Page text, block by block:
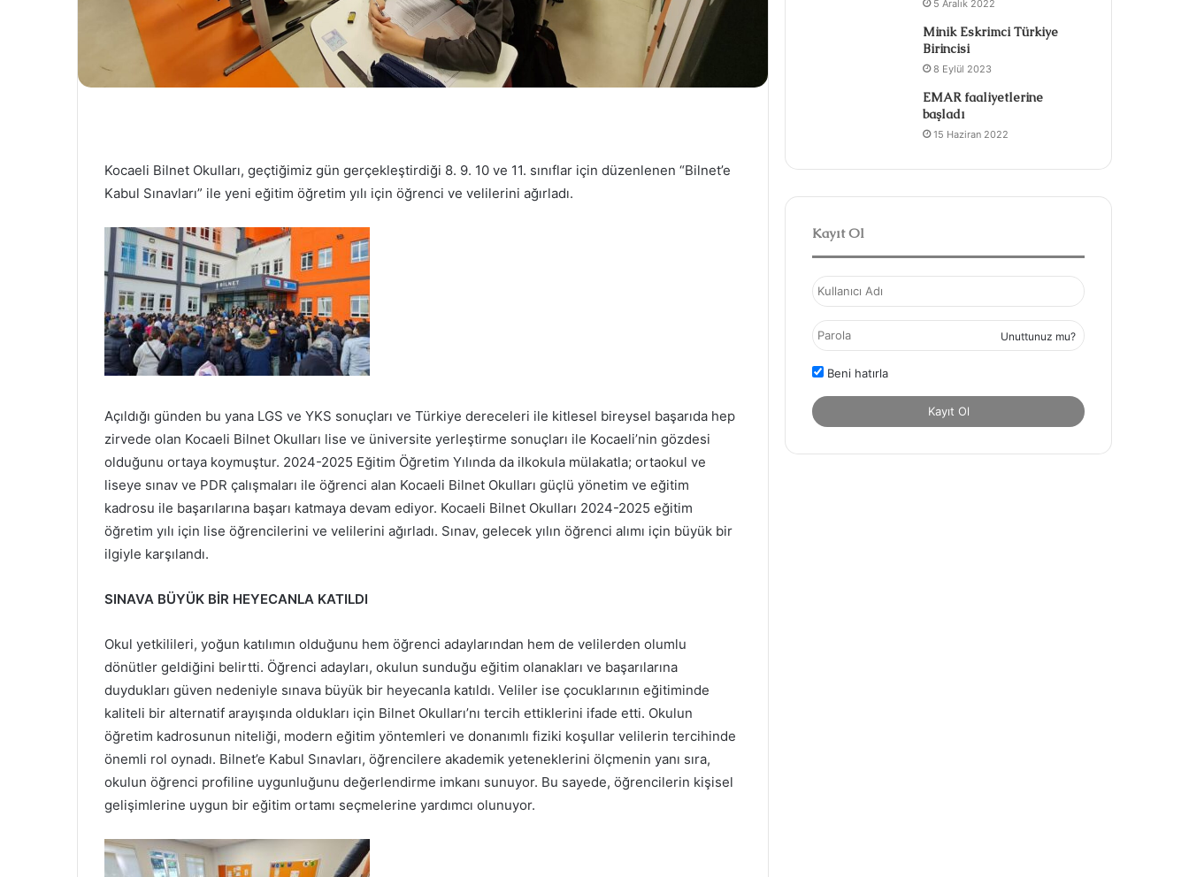
Kocaeli Bilnet Okulları, geçtiğimiz gün gerçekleştirdiği 8. 9. 10 ve 11. sınıflar için düzenlenen “Bilnet’e
Kabul Sınavları” ile yeni eğitim öğretim yılı için öğrenci ve velilerini ağırladı.
Açıldığı günden bu yana LGS ve YKS sonuçları ve Türkiye dereceleri ile kitlesel bireysel başarıda hep
zirvede olan Kocaeli Bilnet Okulları lise ve üniversite yerleştirme sonuçları ile Kocaeli’nin gözdesi
olduğunu ortaya koymuştur. 2024-2025 Eğitim Öğretim Yılında da ilkokula mülakatla; ortaokul ve
liseye sınav ve PDR çalışmaları ile öğrenci alan Kocaeli Bilnet Okulları güçlü yönetim ve eğitim
kadrosu ile başarılarına başarı katmaya devam ediyor. Kocaeli Bilnet Okulları 2024-2025 eğitim
öğretim yılı için lise öğrencilerini ve velilerini ağırladı. Sınav, gelecek yılın öğrenci alımı için büyük bir
ilgiyle karşılandı.
SINAVA BÜYÜK BİR HEYECANLA KATILDI
Okul yetkilileri, yoğun katılımın olduğunu hem öğrenci adaylarından hem de velilerden olumlu
dönütler geldiğini belirtti. Öğrenci adayları, okulun sunduğu eğitim olanakları ve başarılarına
duydukları güven nedeniyle sınava büyük bir heyecanla katıldı. Veliler ise çocuklarının eğitiminde
kaliteli bir alternatif arayışında oldukları için Bilnet Okulları’nı tercih ettiklerini ifade etti. Okulun
öğretim kadrosunun niteliği, modern eğitim yöntemleri ve donanımlı fiziki koşullar velilerin tercihinde
önemli rol oynadı. Bilnet’e Kabul Sınavları, öğrencilere akademik yeteneklerini ölçmenin yanı sıra,
okulun öğrenci profiline uygunluğunu değerlendirme imkanı sunuyor. Bu sayede, öğrencilerin kişisel
gelişimlerine uygun bir eğitim ortamı seçmelerine yardımcı olunuyor.
5 Aralık 2022
Minik Eskrimci Türkiye
Birincisi
8 Eylül 2023
EMAR faaliyetlerine
başladı
15 Haziran 2022
Kayıt Ol
Unuttunuz mu?
Beni hatırla
Kayıt Ol